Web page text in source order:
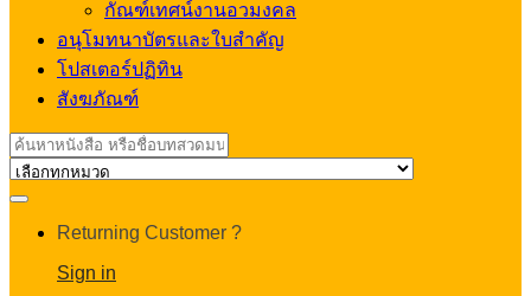
กัณฑ์เทศน์งานอวมงคล
อนุโมทนาบัตรและใบสำคัญ
โปสเตอร์ปฏิทิน
สังฆภัณฑ์
Search
for:
Returning Customer ?
Sign in